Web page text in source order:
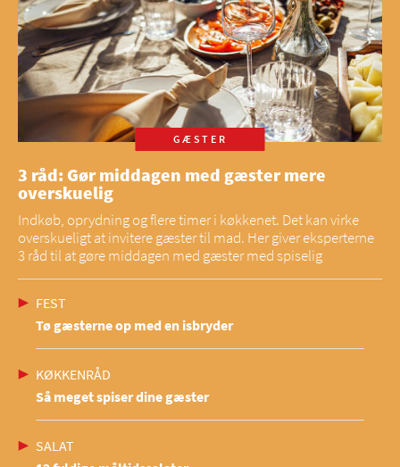
GÆSTER
3 råd: Gør middagen med gæster mere
overskuelig
Indkøb, oprydning og flere timer i køkkenet. Det kan virke
overskueligt at invitere gæster til mad. Her giver eksperterne
3 råd til at gøre middagen med gæster med spiselig
FEST
Tø gæsterne op med en isbryder
KØKKENRÅD
Så meget spiser dine gæster
SALAT